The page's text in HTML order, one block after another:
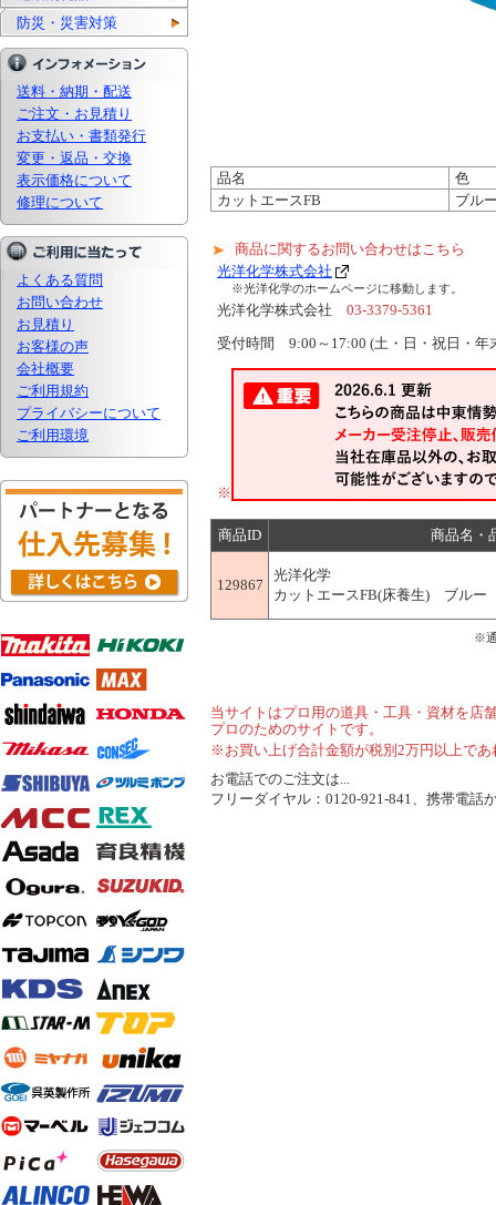
防災・災害対策
送料・納期・配送
ご注文・お見積り
お支払い・書類発行
変更・返品・交換
表示価格について
修理について
よくある質問
お問い合わせ
お見積り
お客様の声
会社概要
ご利用規約
プライバシーについて
ご利用環境
品名
色
カットエースFB
ブル
商品に関するお問い合わせはこちら
光洋化学株式会社
※光洋化学のホームページに移動します。
光洋化学株式会社 03-3379-5361
受付時間 9:00～17:00 (土・日・祝日・年
※
商品ID 商品名・
129867
光洋化学
カットエースFB(床養生) ブル
※
当サイトはプロ用の道具・工具・資材を店
プロのためのサイトです。
※お買い上げ合計金額が税別2万円以上で
お電話でのご注文は...
フリーダイヤル：0120-921-841、携帯電